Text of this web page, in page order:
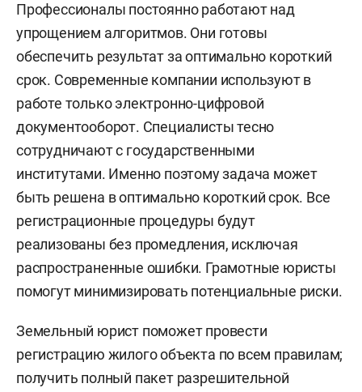
Профессионалы постоянно работают над
упрощением алгоритмов. Они готовы
обеспечить результат за оптимально короткий
срок. Современные компании используют в
работе только электронно-цифровой
документооборот. Специалисты тесно
сотрудничают с государственными
институтами. Именно поэтому задача может
быть решена в оптимально короткий срок. Все
регистрационные процедуры будут
реализованы без промедления, исключая
распространенные ошибки. Грамотные юристы
помогут минимизировать потенциальные риски.
Земельный юрист поможет провести
регистрацию жилого объекта по всем правилам;
получить полный пакет разрешительной